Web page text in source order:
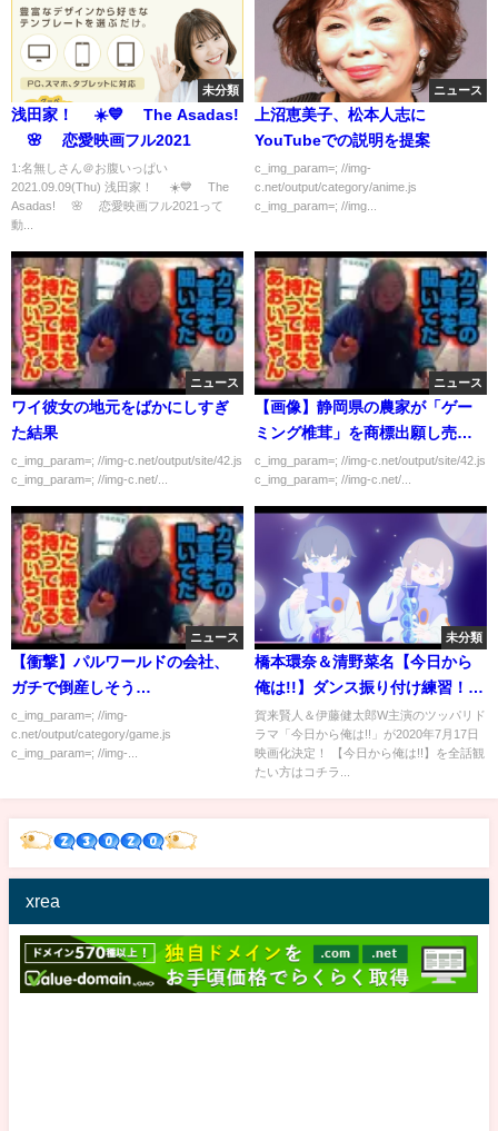
未分類
浅田家！ ☀️💙 The Asadas!
🌸 恋愛映画フル2021
1:名無しさん＠お腹いっぱい
2021.09.09(Thu) 浅田家！ ☀️💙 The
Asadas! 🌸 恋愛映画フル2021って
動...
ニュース
上沼恵美子、松本人志に
YouTubeでの説明を提案
c_img_param=; //img-
c.net/output/category/anime.js
c_img_param=; //img...
ニュース
ワイ彼女の地元をばかにしすぎ
た結果
c_img_param=; //img-c.net/output/site/42.js
c_img_param=; //img-c.net/...
ニュース
【画像】静岡県の農家が「ゲー
ミング椎茸」を商標出願し売上
爆増
c_img_param=; //img-c.net/output/site/42.js
c_img_param=; //img-c.net/...
ニュース
【衝撃】パルワールドの会社、
ガチで倒産しそう…
c_img_param=; //img-
c.net/output/category/game.js
c_img_param=; //img-...
未分類
橋本環奈＆清野菜名【今日から
俺は!!】ダンス振り付け練習！環
奈ちゃんの腰フリは流石に上手
いです！
賀来賢人＆伊藤健太郎W主演のツッパリド
ラマ「今日から俺は!!」が2020年7月17日
映画化決定！ 【今日から俺は!!】を全話観
たい方はコチラ...
xrea